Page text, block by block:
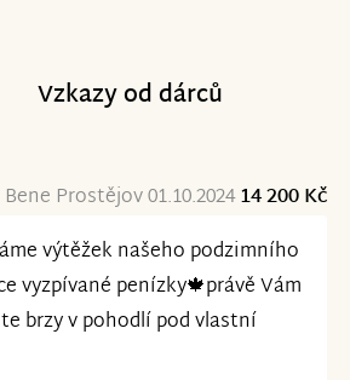
Vzkazy od dárců
Prostějov 01.10.202414 200 Kč
výtěžek našeho podzimního
vyzpívané penízky🍁právě Vám
brzy v pohodlí pod vlastní